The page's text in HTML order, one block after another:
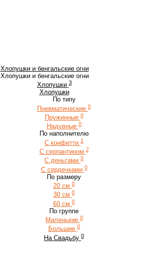
Хлопушки и бенгальские огни
Хлопушки и бенгальские огни
Хлопушки 3
Хлопушки
По типу
Пневматические 0
Пружинные 0
Надувные 0
По наполнителю
С конфетти 1
С серпантином 2
С деньгами 0
С сердечками 0
По размеру
20 см 0
30 см 0
60 см 0
По группе
Маленькие 0
Большие 0
На Свадьбу 0